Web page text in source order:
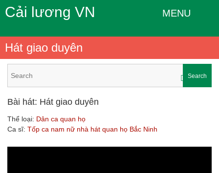
Cải lương VN MENU
Hát giao duyên
Search
Bài hát: Hát giao duyên
Thể loại: Dân ca quan họ
Ca sĩ: Tốp ca nam nữ nhà hát quan họ Bắc Ninh